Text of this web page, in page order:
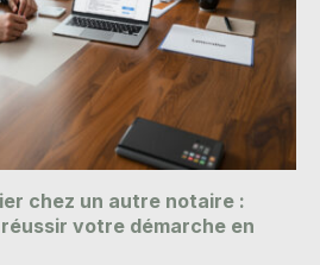
chez un autre notaire :
votre démarche en